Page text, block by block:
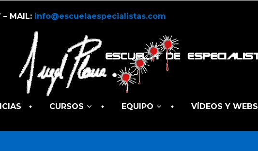
– MAIL: info@escuelaespecialistas.com
CURSOS EQUIPO VÍDEOS Y WEBS